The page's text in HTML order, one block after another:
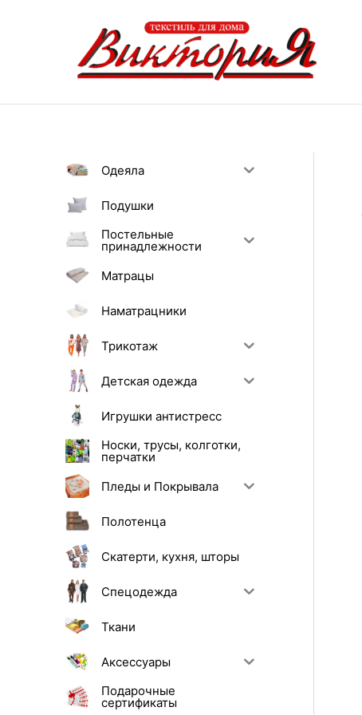
Одеяла
Подушки
Постельные
принадлежности
Матрацы
Наматрацники
Трикотаж
Детская одежда
Игрушки антистресс
Носки, трусы, колготки,
перчатки
Пледы и Покрывала
Полотенца
Скатерти, кухня, шторы
Спецодежда
Ткани
Аксессуары
Подарочные
сертификаты